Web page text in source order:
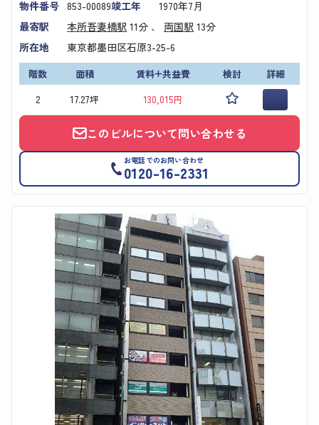
物件番号 853-00089竣工年
1970年7月
最寄駅
本所吾妻橋駅 11分 、 両国駅 13分
所在地
東京都墨田区石原3-25-6
階数 面積 賃料+共益費 検討
詳細
2
17.27坪 130,015円
このビルについて問い合わせる
お電話でのお問い合わせ
0120-16-2331